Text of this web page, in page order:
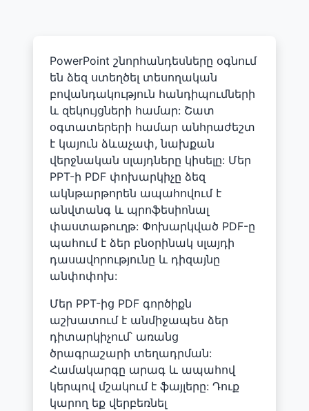
PowerPoint շնորհանդեսները օգնում
են ձեզ ստեղծել տեսողական
բովանդակություն հանդիպումների
և զեկույցների համար: Շատ
օգտատերերի համար անհրաժեշտ
է կայուն ձևաչափ, նախքան
վերջնական սլայդները կիսելը: Մեր
PPT-ի PDF փոխարկիչը ձեզ
ակնթարթորեն ապահովում է
անվտանգ և պրոֆեսիոնալ
փաստաթուղթ: Փոխարկված PDF-ը
պահում է ձեր բնօրինակ սլայդի
դասավորությունը և դիզայնը
անփոփոխ:
Մեր PPT-ից PDF գործիքն
աշխատում է անմիջապես ձեր
դիտարկիչում՝ առանց
ծրագրաշարի տեղադրման:
Համակարգը արագ և ապահով
կերպով մշակում է ֆայլերը: Դուք
կարող եք վերբեռնել